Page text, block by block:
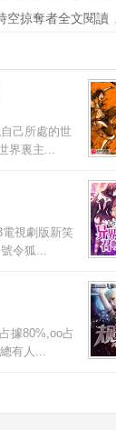
空掠奪者全文閱讀
己所處的世
界裏主...
視劇版新笑
令狐...
據80%,oo占
有人...